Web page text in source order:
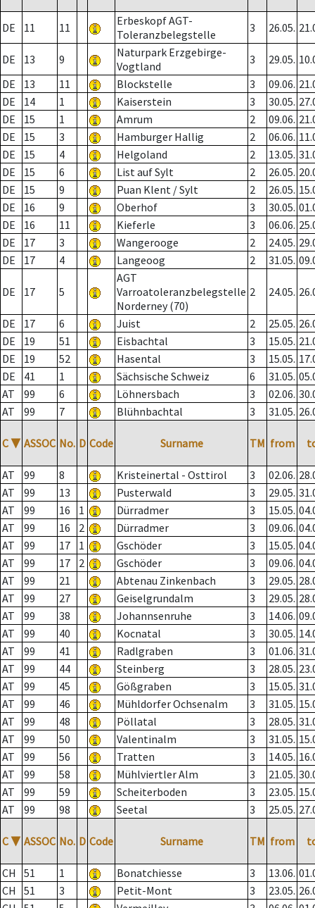
DE 11 11
Erbeskopf AGT-
Toleranzbelegstelle
3 26.05.
DE 13 9
Naturpark Erzgebirge-
Vogtland
3 29.05.
DE
13 11 Blockstelle 3 09.06.
DE
14 1 Kaiserstein 3 30.05.
DE
15 1 Amrum 2 09.06.
DE
15 3 Hamburger Hallig 2 06.06.
DE
15 4 Helgoland 2 13.05.
DE
15 6 List auf Sylt 2 26.05.
DE
15 9 Puan Klent / Sylt 2 26.05.
DE
16 9 Oberhof 3 30.05.
DE
16 11 Kieferle 3 06.06.
DE
17 3 Wangerooge 2 24.05.
DE
17 4 Langeoog 2 31.05.
DE 17 5
AGT
Varroatoleranzbelegstelle
Norderney (70)
2 24.05.
DE 17 6 Juist 2 25.05.
DE
19 51 Eisbachtal 3 15.05.
DE
19 52 Hasental 3 15.05.
DE
41 1 Sächsische Schweiz 6 31.05.
AT
99 6 Löhnersbach 3 02.06.
AT
99 7 Blühnbachtal 3 31.05.
C ▼ ASSOC No. D Code Surname TM from
AT 99 8 Kristeinertal - Osttirol 3 02.06.
AT
99 13 Pusterwald 3 29.05.
AT
99 16 1 Dürradmer 3 15.05.
AT
99 16 2 Dürradmer 3 09.06.
AT
99 17 1 Gschöder 3 15.05.
AT
99 17 2 Gschöder 3 09.06.
AT
99 21 Abtenau Zinkenbach 3 29.05.
AT
99 27 Geiselgrundalm 3 29.05.
AT
99 38 Johannsenruhe 3 14.06.
AT
99 40 Kocnatal 3 30.05.
AT
99 41 Radlgraben 3 01.06.
AT
99 44 Steinberg 3 28.05.
AT
99 45 Gößgraben 3 15.05.
AT
99 46 Mühldorfer Ochsenalm 3 31.05.
AT
99 48 Pöllatal 3 28.05.
AT
99 50 Valentinalm 3 31.05.
AT
99 56 Tratten 3 14.05.
AT
99 58 Mühlviertler Alm 3 21.05.
AT
99 59 Scheiterboden 3 23.05.
AT
99 98 Seetal 3 25.05.
C ▼ ASSOC No. D Code Surname TM from
CH 51 1 Bonatchiesse 3 13.06.
CH
51 3 Petit-Mont 3 23.05.